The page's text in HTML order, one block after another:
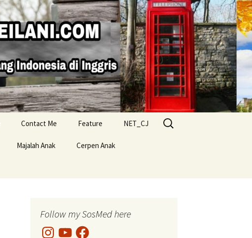
Contact Me Feature NET_CJ
Majalah Anak Cerpen Anak
Search
for:
Follow my SosMed here
InstagramYouTubeFacebook